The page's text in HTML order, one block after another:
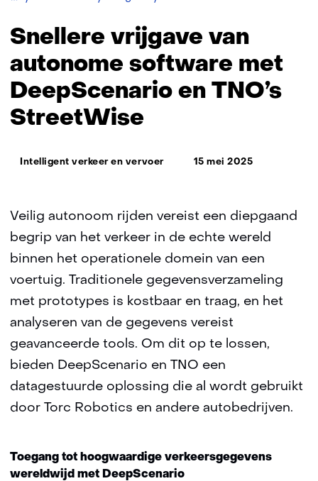
autonome
software
met
DeepScenario
en
Snellere vrijgave van
autonome software met
DeepScenario en TNO’s
StreetWise
Thema:
Intelligent verkeer en vervoer 15 mei 2025
Veilig autonoom rijden vereist een diepgaand
begrip van het verkeer in de echte wereld
binnen het operationele domein van een
voertuig. Traditionele gegevensverzameling
met prototypes is kostbaar en traag, en het
analyseren van de gegevens vereist
geavanceerde tools. Om dit op te lossen,
bieden DeepScenario en TNO een
datagestuurde oplossing die al wordt gebruikt
door Torc Robotics en andere autobedrijven.
Toegang tot hoogwaardige verkeersgegevens
wereldwijd met DeepScenario